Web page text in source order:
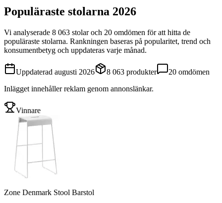
Populäraste stolarna 2026
Vi analyserade 8 063 stolaroch 20 omdömen för att hitta de
populäraste stolarna. Rankningen baseras på popularitet, trend och
konsumentbetyg och uppdateras varje månad.
Uppdaterad augusti 2026 8 063 produkter 20 omdömen
Inlägget innehåller reklam genom annonslänkar.
Vinnare
Zone Denmark Stool Barstol